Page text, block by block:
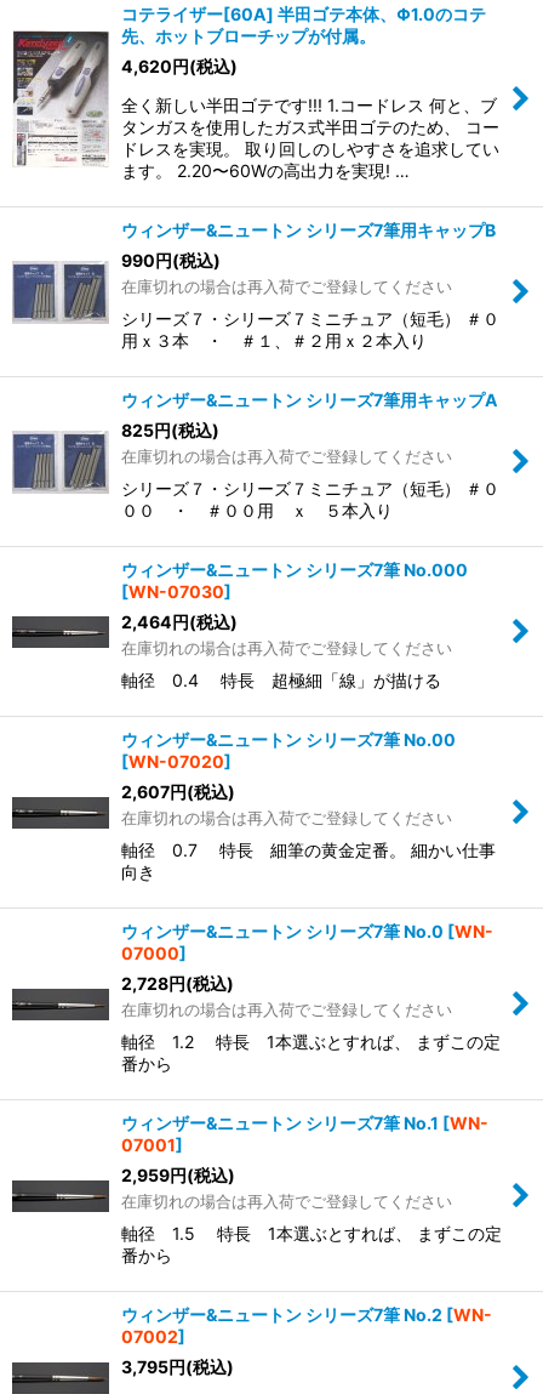
コテライザー[60A] 半田ゴテ本体、Φ1.0のコテ
先、ホットブローチップが付属。
4,620円(税込)
全く新しい半田ゴテです!!! 1.コードレス 何と、ブ
タンガスを使用したガス式半田ゴテのため、 コー
ドレスを実現。 取り回しのしやすさを追求してい
ます。 2.20〜60Wの高出力を実現! …
ウィンザー&ニュートン シリーズ7筆用キャップB
990円(税込)
在庫切れの場合は再入荷でご登録してください
シリーズ７・シリーズ７ミニチュア（短毛） ＃０
用ｘ３本 ・ ＃１、＃２用ｘ２本入り
ウィンザー&ニュートン シリーズ7筆用キャップA
825円(税込)
在庫切れの場合は再入荷でご登録してください
シリーズ７・シリーズ７ミニチュア（短毛） ＃０
００ ・ ＃００用 ｘ ５本入り
ウィンザー&ニュートン シリーズ7筆 No.000
[WN-07030]
2,464円(税込)
在庫切れの場合は再入荷でご登録してください
軸径 0.4 特長 超極細「線」が描ける
ウィンザー&ニュートン シリーズ7筆 No.00
[WN-07020]
2,607円(税込)
在庫切れの場合は再入荷でご登録してください
軸径 0.7 特長 細筆の黄金定番。 細かい仕事
向き
ウィンザー&ニュートン シリーズ7筆 No.0 [WN-
07000]
2,728円(税込)
在庫切れの場合は再入荷でご登録してください
軸径 1.2 特長 1本選ぶとすれば、 まずこの定
番から
ウィンザー&ニュートン シリーズ7筆 No.1 [WN-
07001]
2,959円(税込)
在庫切れの場合は再入荷でご登録してください
軸径 1.5 特長 1本選ぶとすれば、 まずこの定
番から
ウィンザー&ニュートン シリーズ7筆 No.2 [WN-
07002]
3,795円(税込)